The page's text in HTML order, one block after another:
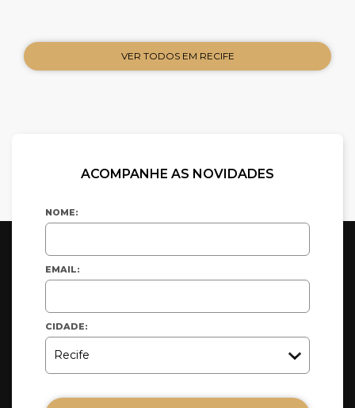
VER TODOS EM RECIFE
ACOMPANHE AS NOVIDADES
NOME:
EMAIL:
CIDADE: